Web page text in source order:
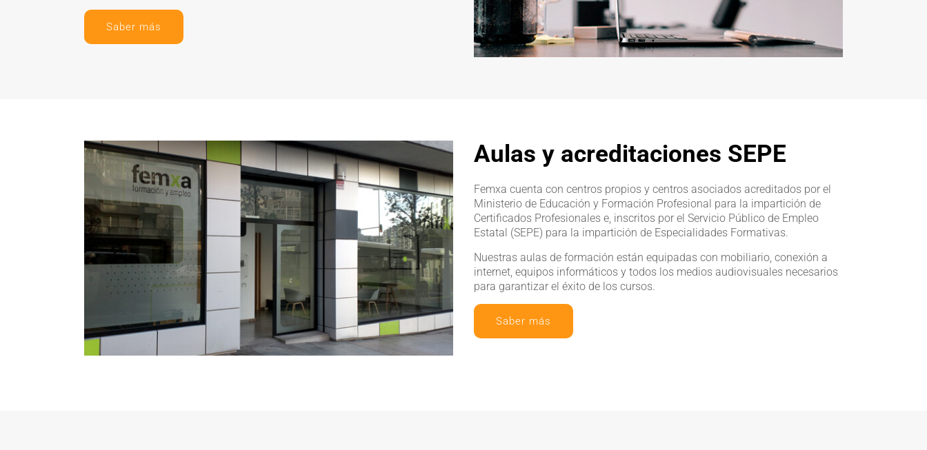
Saber más
Aulas y acreditaciones SEPE
Femxa cuenta con centros propios y centros asociados acreditados por el
Ministerio de Educación y Formación Profesional para la impartición de
Certificados Profesionales e, inscritos por el Servicio Público de Empleo
Estatal (SEPE) para la impartición de Especialidades Formativas.
Nuestras aulas de formación están equipadas con mobiliario, conexión a
internet, equipos informáticos y todos los medios audiovisuales necesarios
para garantizar el éxito de los cursos.
Saber más